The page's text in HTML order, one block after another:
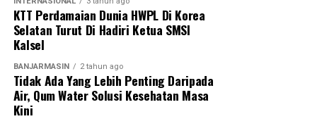
KTT Perdamaian Dunia HWPL Di Korea
Selatan Turut Di Hadiri Ketua SMSI
Kalsel
BANJARMASIN 2 tahun ago
Tidak Ada Yang Lebih Penting Daripada
Air, Qum Water Solusi Kesehatan Masa
Kini